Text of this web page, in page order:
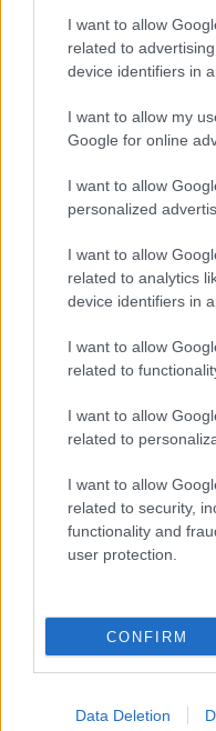
I want to allow
related to
device identifiers in
I want to allow my
Google for online
I want to allow
personalized
I want to allow
related to analytics
device identifiers in
I want to allow
related to
I want to allow
related to
I want to allow
related to security,
functionality and
user protection.
CONFIRM
Data Deletion
Adja meg keresztnevét:
meg e-mail címét:
Megismertem és
Nem szeretne lemaradni
legfrissebb információkkal és
A SZOL24
Problémák egész Jász-